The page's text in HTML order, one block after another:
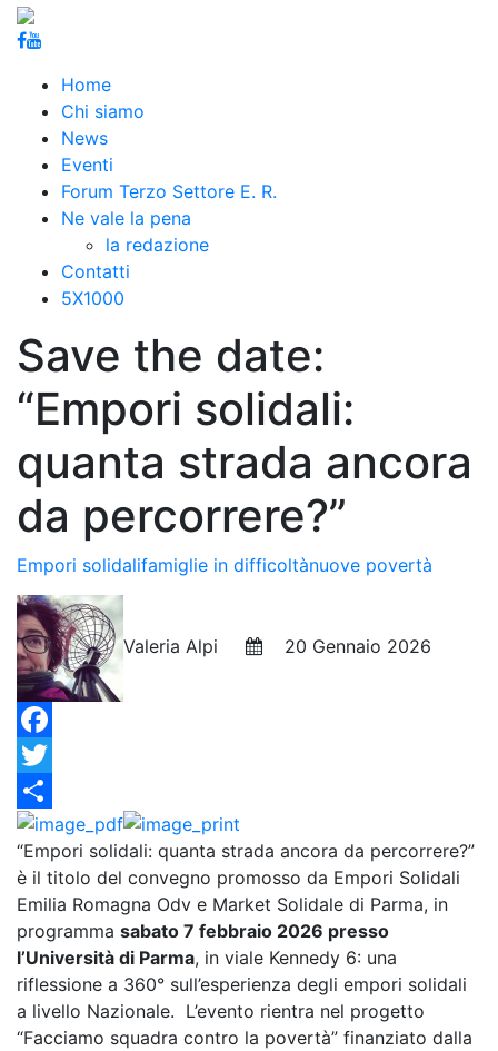
Home
Chi siamo
News
Eventi
Forum Terzo Settore E. R.
Ne vale la pena
la redazione
Contatti
5X1000
Save the date:
“Empori solidali:
quanta strada ancora
da percorrere?”
Empori solidalifamiglie in difficoltànuove povertà
Valeria Alpi 20 Gennaio 2026
Facebook
Twitter
Condividi
“Empori solidali: quanta strada ancora da percorrere?”
è il titolo del convegno promosso da Empori Solidali
Emilia Romagna Odv e Market Solidale di Parma, in
programma sabato 7 febbraio 2026 presso
l’Università di Parma, in viale Kennedy 6: una
riflessione a 360° sull’esperienza degli empori solidali
a livello Nazionale. L’evento rientra nel progetto
“Facciamo squadra contro la povertà” finanziato dalla